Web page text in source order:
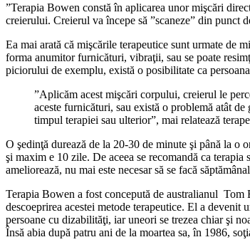
”Terapia Bowen constă în aplicarea unor mişcări
creierului. Creierul va începe să ”scaneze” din punct
Ea mai arată că mişcările terapeutice sunt urmate de
forma anumitor furnicături, vibraţii, sau se poate
piciorului de exemplu, există o posibilitate ca
”Aplicăm acest mişcări corpului, creierul le
aceste furnicături, sau există o problemă atât
timpul terapiei sau ulterior”, mai relatează
O şedinţă durează de la 20-30 de minute şi până la o
şi maxim e 10 zile. De aceea se recomandă ca
ameliorează, nu mai este necesar să se facă
Terapia Bowen a fost concepută de australianul
descoeprirea acestei metode terapeutice. El a devenit
persoane cu dizabilităţi, iar uneori se trezea chiar şi
Însă abia după patru ani de la moartea sa, în 1986,